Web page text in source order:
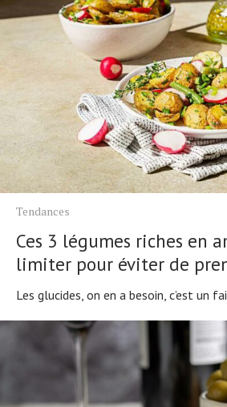
Tendances
Ces 3 légumes riches en
limiter pour éviter de
Les glucides, on en a besoin, c’est un